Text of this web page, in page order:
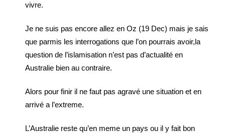
vivre.
Je ne suis pas encore allez en Oz (19 Dec) mais je sais
que parmis les interrogations que l’on pourrais avoir,la
question de l’islamisation n’est pas d’actualité en
Australie bien au contraire.
Alors pour finir il ne faut pas agravé une situation et en
arrivé a l’extreme.
L’Australie reste qu’en meme un pays ou il y fait bon